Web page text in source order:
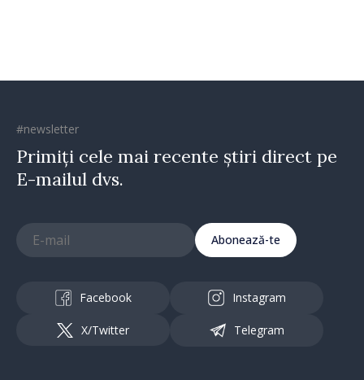
#newsletter
Primiți cele mai recente știri direct pe
E-mailul dvs.
Abonează-te
Facebook Instagram
X/Twitter Telegram